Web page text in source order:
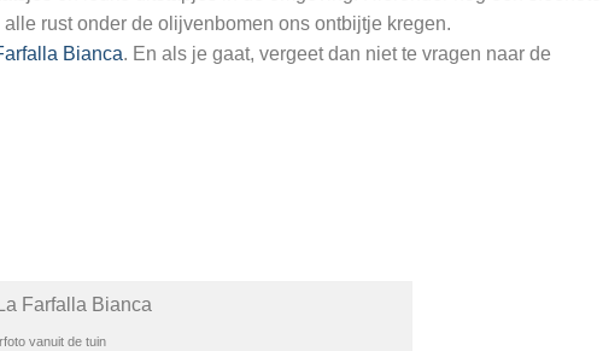
rust onder de olijvenbomen ons ontbijtje kregen.
Bianca. En als je gaat, vergeet dan niet te vragen naar de
vanuit de tuin